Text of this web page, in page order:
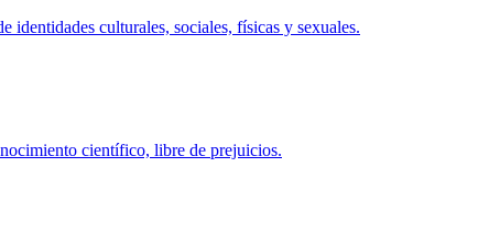
identidades culturales, sociales, físicas y sexuales.
científico, libre de prejuicios.